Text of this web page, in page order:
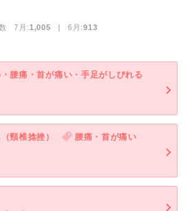
7月:1,005 | 6月:913
腰痛・首が痛い・手足がしびれる
頸椎捻挫）
腰痛・首が痛い